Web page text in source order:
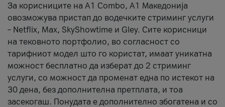
За корисниците на A1 Combo, А1 Македонија
овозможува пристап до водечките стриминг услуги
– Netflix, Max, SkyShowtime и Gley. Сите корисници
на тековното портфолио, во согласност со
тарифниот модел што го користат, имаат уникатна
можност бесплатно да изберат до 2 стриминг
услуги, со можност да променат една по истекот на
30 дена, без дополнителна претплата, и тоа
засекогаш. Понудата е дополнително збогатена и со